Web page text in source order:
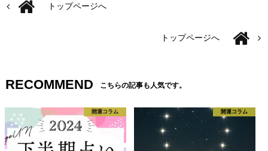
トップページへ
トップページへ
RECOMMEND こちらの記事も人気です。
開運コラム 開運コラム